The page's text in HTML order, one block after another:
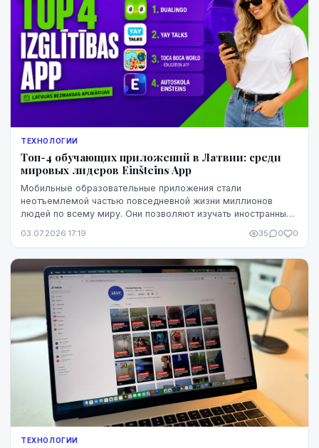
ТЕХНОЛОГИИ
Топ-4 обучающих приложений в Латвии: среди
мировых лидеров Einšteins App
Мобильные образовательные приложения стали
неотъемлемой частью повседневной жизни миллионов
людей по всему миру. Они позволяют изучать иностранные
03.07.2026 17:19 35 0 0
ТЕХНОЛОГИИ